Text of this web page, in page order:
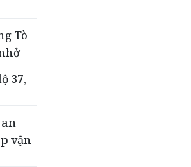
Tò
37,
vận